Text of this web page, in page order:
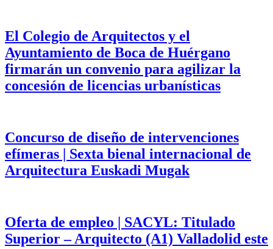
El Colegio de Arquitectos y el
Ayuntamiento de Boca de Huérgano
firmarán un convenio para agilizar la
concesión de licencias urbanísticas
Concurso de diseño de intervenciones
efímeras | Sexta bienal internacional de
Arquitectura Euskadi Mugak
Oferta de empleo | SACYL: Titulado
Superior – Arquitecto (A1) Valladolid este